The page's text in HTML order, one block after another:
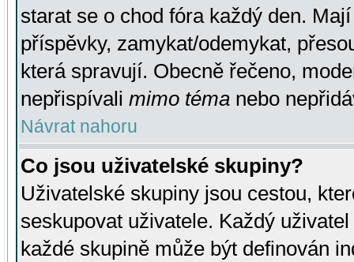
starat se o chod fóra každý den.
příspěvky, zamykat/odemykat,
která spravují. Obecně řečeno,
nepřispívali mimo téma nebo
Návrat nahoru
Co jsou uživatelské skupiny?
Uživatelské skupiny jsou cestou,
seskupovat uživatele. Každý
každé skupině může být definován